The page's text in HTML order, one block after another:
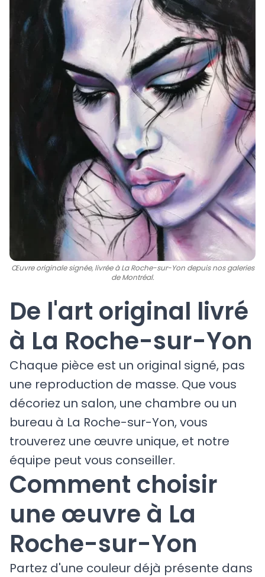
Œuvre originale signée, livrée à La Roche-sur-Yon depuis nos galeries
de Montréal.
De l'art original livré
à La Roche-sur-Yon
Chaque pièce est un original signé, pas
une reproduction de masse. Que vous
décoriez un salon, une chambre ou un
bureau à La Roche-sur-Yon, vous
trouverez une œuvre unique, et notre
équipe peut vous conseiller.
Comment choisir
une œuvre à La
Roche-sur-Yon
Partez d'une couleur déjà présente dans